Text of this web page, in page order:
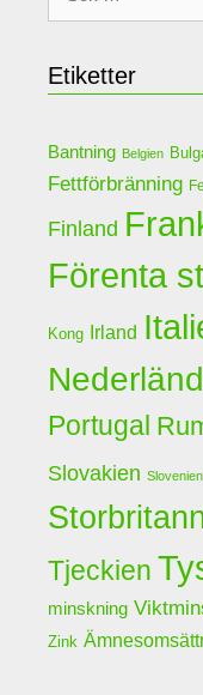
Etiketter
Bantning Belgien
Fettförbränning
Finland
Förenta
Kong Irland
Portugal
Slovakien Slovenien
Tjeckien
minskning
Zink